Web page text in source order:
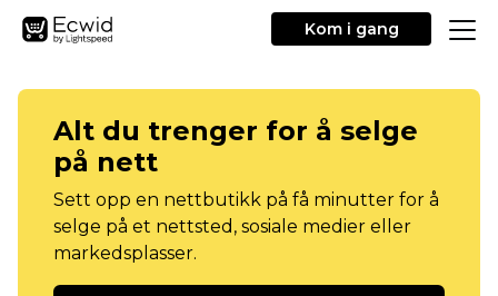
Kom i gang
Alt du trenger for å selge
på nett
Sett opp en nettbutikk på få minutter for å
selge på et nettsted, sosiale medier eller
markedsplasser.